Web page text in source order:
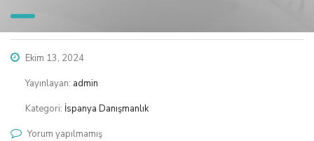
Ekim 13, 2024
Yayınlayan: admin
Kategori: İspanya Danışmanlık
Yorum yapılmamış